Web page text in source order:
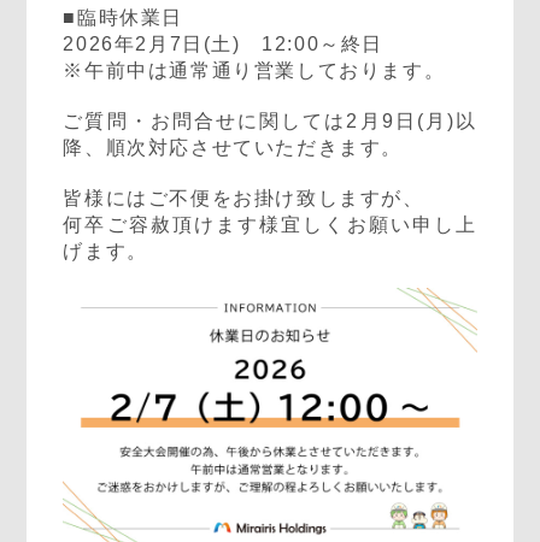
■臨時休業日
2026年2月7日(土) 12:00～終日
※午前中は通常通り営業しております。
ご質問・お問合せに関しては2月9日(月)以
降、順次対応させていただきます。
皆様にはご不便をお掛け致しますが、
何卒ご容赦頂けます様宜しくお願い申し上
げます。